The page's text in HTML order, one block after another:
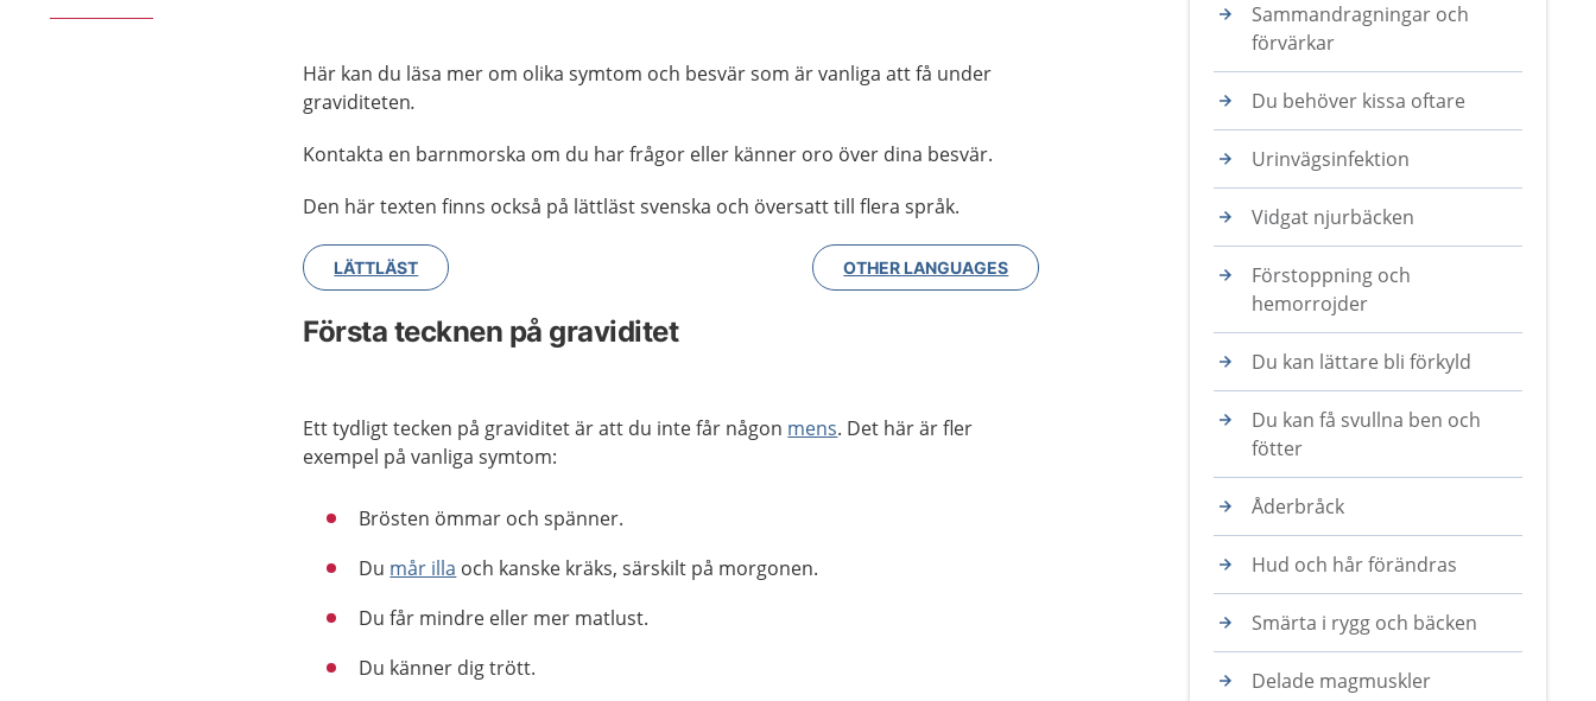
Här kan du läsa mer om olika symtom och besvär som är vanliga att få under
graviditeten.
Kontakta en barnmorska om du har frågor eller känner oro över dina besvär.
Den här texten finns också på lättläst svenska och översatt till flera språk.
OTHER LANGUAGES
LÄTTLÄST
Första tecknen på graviditet
Ett tydligt tecken på graviditet är att du inte får någon mens. Det här är fler
exempel på vanliga symtom:
Brösten ömmar och spänner.
Du mår illa och kanske kräks, särskilt på morgonen.
Du får mindre eller mer matlust.
Du känner dig trött.
Sammandragningar och
förvärkar
Du behöver kissa oftare
Urinvägsinfektion
Vidgat njurbäcken
Förstoppning och
hemorrojder
Du kan lättare bli förkyld
Du kan få svullna ben och
fötter
Åderbråck
Hud och hår förändras
Smärta i rygg och bäcken
Delade magmuskler